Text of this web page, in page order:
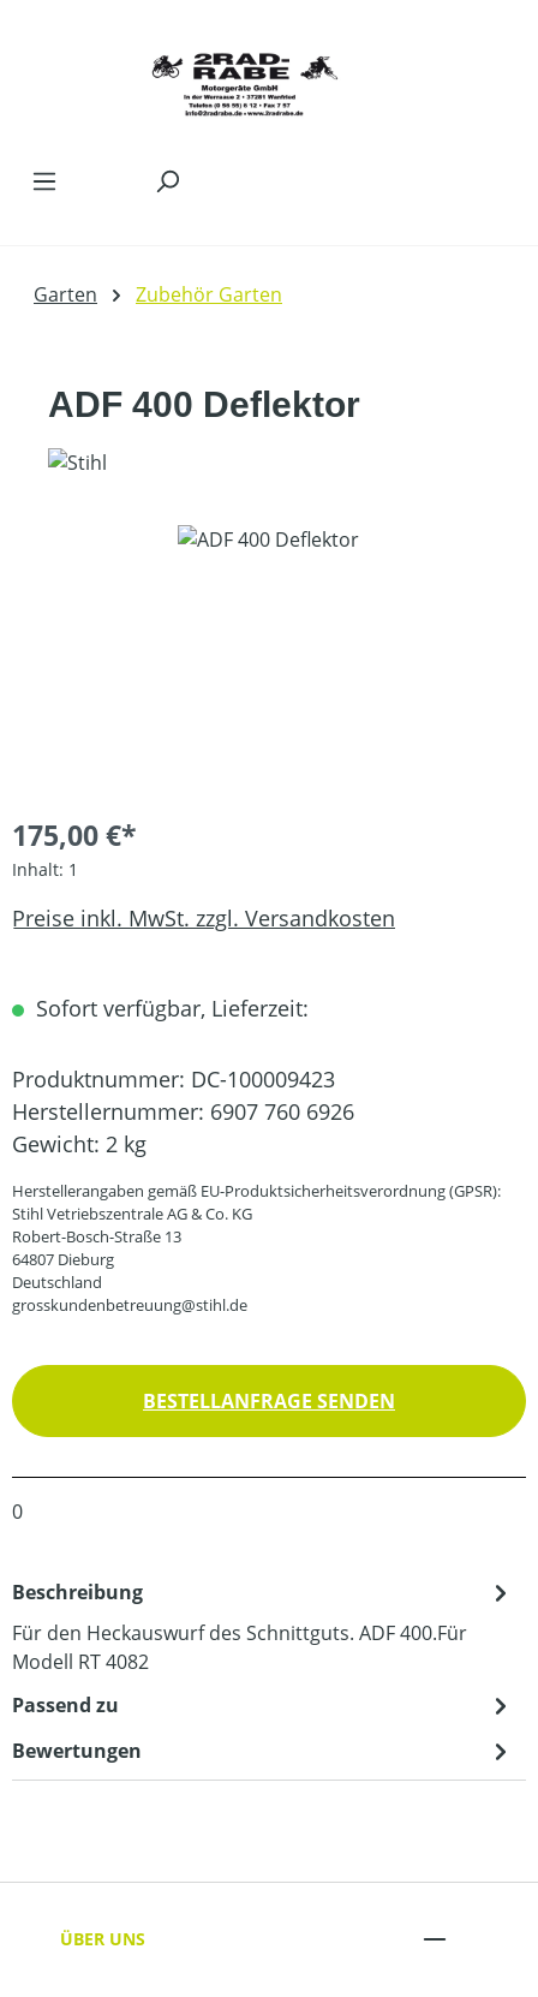
Garten Zubehör Garten
ADF 400 Deflektor
Bildergalerie überspringen
175,00 €*
Inhalt: 1
Preise inkl. MwSt. zzgl. Versandkosten
Sofort verfügbar, Lieferzeit:
Produktnummer: DC-100009423
Herstellernummer: 6907 760 6926
Gewicht: 2 kg
Herstellerangaben gemäß EU-Produktsicherheitsverordnung (GPSR):
Stihl Vetriebszentrale AG & Co. KG
Robert-Bosch-Straße 13
64807 Dieburg
Deutschland
grosskundenbetreuung@stihl.de
BESTELLANFRAGE SENDEN
0
Beschreibung
Für den Heckauswurf des Schnittguts. ADF 400.Für
Modell RT 4082
Passend zu
Bewertungen
ÜBER UNS